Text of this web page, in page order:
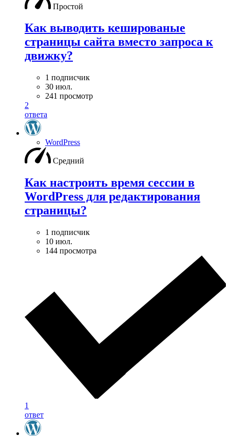
Простой
Как выводить кешированые
страницы сайта вместо запроса к
движку?
1 подписчик
30 июл.
241 просмотр
2
ответа
WordPress
Средний
Как настроить время сессии в
WordPress для редактирования
страницы?
1 подписчик
10 июл.
144 просмотра
1
ответ